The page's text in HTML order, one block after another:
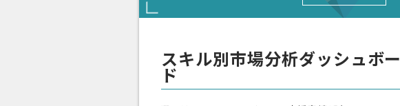
スキル別市場分析ダッシュボー
ド